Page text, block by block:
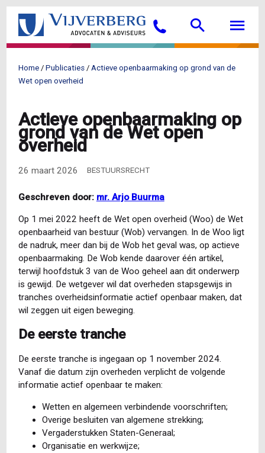
Overslaan
de
gaan
Bellen Search
Kruimelpad
Home Publicaties
Actieve openbaarmaking op grond van de
Wet open overheid
Actieve openbaarmaking op
grond van de Wet open
overheid
26 maart 2026 BESTUURSRECHT
Geschreven door: mr. Arjo Buurma
Op 1 mei 2022 heeft de Wet open overheid (Woo) de Wet
openbaarheid van bestuur (Wob) vervangen. In de Woo ligt
de nadruk, meer dan bij de Wob het geval was, op actieve
openbaarmaking. De Wob kende daarover één artikel,
terwijl hoofdstuk 3 van de Woo geheel aan dit onderwerp
is gewijd. De wetgever wil dat overheden stapsgewijs in
tranches overheidsinformatie actief openbaar maken, dat
wil zeggen uit eigen beweging.
De eerste tranche
De eerste tranche is ingegaan op 1 november 2024.
Vanaf die datum zijn overheden verplicht de volgende
informatie actief openbaar te maken:
Wetten en algemeen verbindende voorschriften;
Overige besluiten van algemene strekking;
Vergaderstukken Staten-Generaal;
Organisatie en werkwijze;